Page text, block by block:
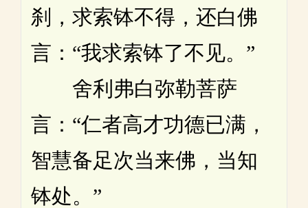
刹，求索钵不得，还白佛
言：“我求索钵了不见。”
舍利弗白弥勒菩萨
言：“仁者高才功德已满，
智慧备足次当来佛，当知
钵处。”